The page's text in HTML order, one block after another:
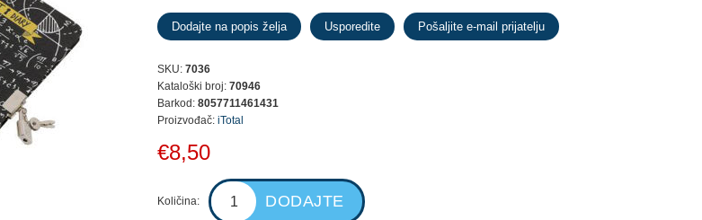
SKU: 7036
Kataloški broj: 70946
Barkod: 8057711461431
Proizvođač: iTotal
€8,50
Količina: